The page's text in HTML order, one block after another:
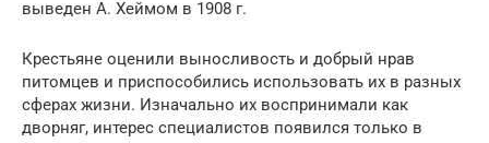
выведен А. Хеймом в 1908 г.
Крестьяне оценили выносливость и добрый нрав
питомцев и приспособились использовать их в разных
сферах жизни. Изначально их воспринимали как
дворняг, интерес специалистов появился только в